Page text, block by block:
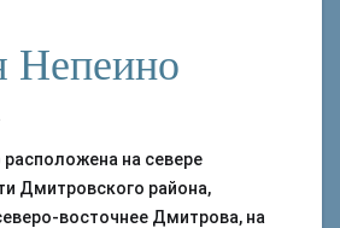
Непеино
на севере
Дмитровского района,
восточнее Дмитрова, на